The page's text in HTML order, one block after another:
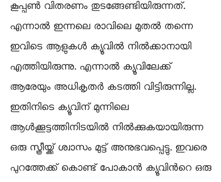
കൂപ്പൺ വിതരണം തുടങ്ങേണ്ടിയിരുന്നത്.
എന്നാൽ ഇന്നലെ രാവിലെ മുതൽ തന്നെ
ഇവിടെ ആളുകൾ ക്യൂവിൽ നിൽക്കാനായി
എത്തിയിരുന്നു. എന്നാൽ ക്യൂവിലേക്ക്
ആരേയും അധികൃതർ കടത്തി വിട്ടിരുന്നില്ല.
ഇതിനിടെ ക്യൂവിന് മുന്നിലെ
ആൾക്കൂട്ടത്തിനിടയിൽ നിൽക്കുകയായിരുന്ന
ഒരു സ്ത്രീയ്ക്ക് ശ്വാസം മുട്ട് അനുഭവപ്പെട്ടു. ഇവരെ
പുറത്തേക്ക് കൊണ്ട് പോകാൻ ക്യൂവിന്‍റെ ഒരു